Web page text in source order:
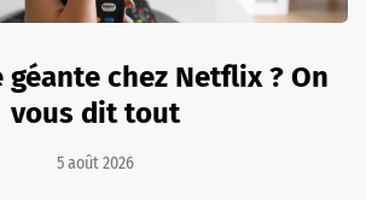
géante chez Netflix ? On
vous dit tout
5 août 2026